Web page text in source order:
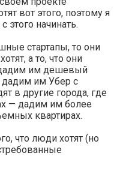
вот этого, поэтому я
этого начинать.
стартапы, то они
а то, что они
им дешевый
дадим им Убер с
в другие города, где
— дадим им более
квартирах.
что люди хотят (но